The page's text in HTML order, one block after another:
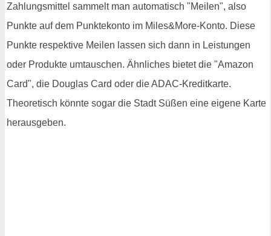
Zahlungsmittel sammelt man automatisch "Meilen", also
Punkte auf dem Punktekonto im Miles&More-Konto. Diese
Punkte respektive Meilen lassen sich dann in Leistungen
oder Produkte umtauschen. Ähnliches bietet die "Amazon
Card", die Douglas Card oder die ADAC-Kreditkarte.
Theoretisch könnte sogar die Stadt Süßen eine eigene Karte
herausgeben.